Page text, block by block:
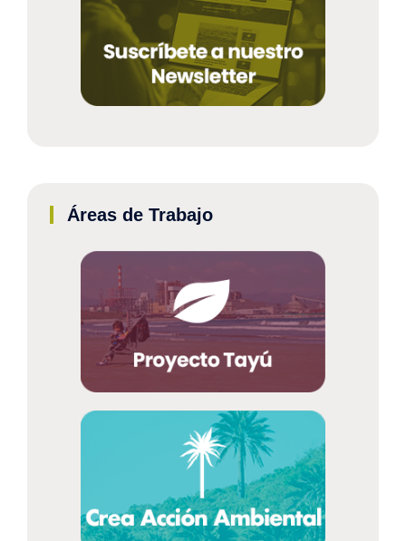
Áreas de Trabajo